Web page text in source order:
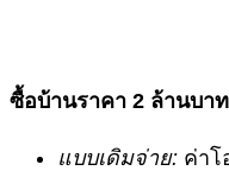
ซื้อบ้านราคา 2 ล้านบา
แบบเดิมจ่าย: ค่าโ